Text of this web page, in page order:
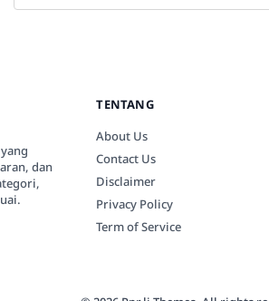
dan
TENTANG
About Us
Contact Us
Disclaimer
Privacy Policy
Term of Service